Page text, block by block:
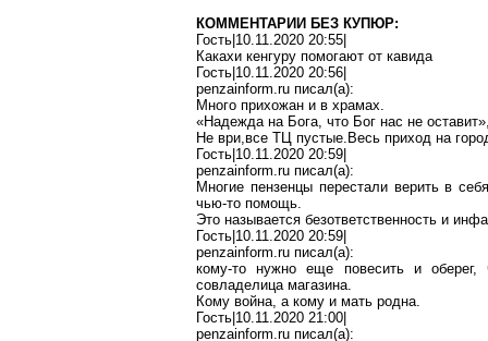
КОММЕНТАРИИ БЕЗ КУПЮР:
Гость|10.11.2020 20:55|
Какахи кенгуру помогают от кавида
Гость|10.11.2020 20:56|
penzainform.ru писал(a):
Много прихожан и в храмах.
«Надежда на Бога, что Бог нас не
Не ври,все ТЦ пустые.Весь приход на
Гость|10.11.2020 20:59|
penzainform.ru писал(a):
Многие пензенцыперестали верить в
чью-то помощь.
Это называется безответственность и
Гость|10.11.2020 20:59|
penzainform.ru писал(a):
кому-то нужно еще повесить и
совладелица магазина.
Кому война, а кому и мать родна.
Гость|10.11.2020 21:00|
penzainform.ru писал(a):